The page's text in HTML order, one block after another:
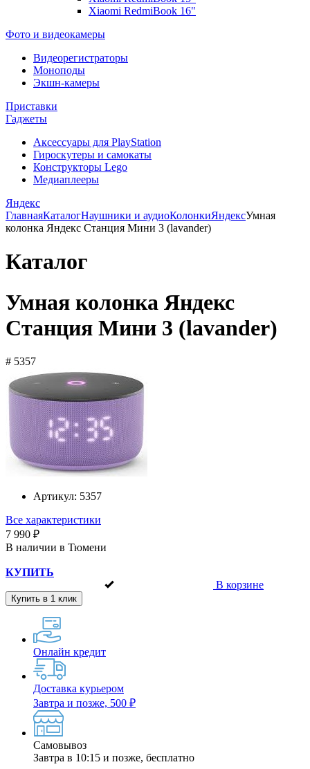
Xiaomi RedmiBook 16"
Фото и видеокамеры
Видеорегистраторы
Моноподы
Экшн-камеры
Приставки
Гаджеты
Аксессуары для PlayStation
Гироскутеры и самокаты
Конструкторы Lego
Медиаплееры
Яндекс
ГлавнаяКаталогНаушники и аудиоКолонкиЯндексУмная
колонка Яндекс Станция Мини 3 (lavander)
Каталог
Умная колонка Яндекс
Станция Мини 3 (lavander)
# 5357
Артикул: 5357
Все характеристики
7 990 ₽
В наличии в Тюмени
КУПИТЬ
В корзине
Купить в 1 клик
Онлайн кредит
Доставка курьером
Завтра и позже, 500 ₽
Самовывоз
Завтра в 10:15 и позже, бесплатно